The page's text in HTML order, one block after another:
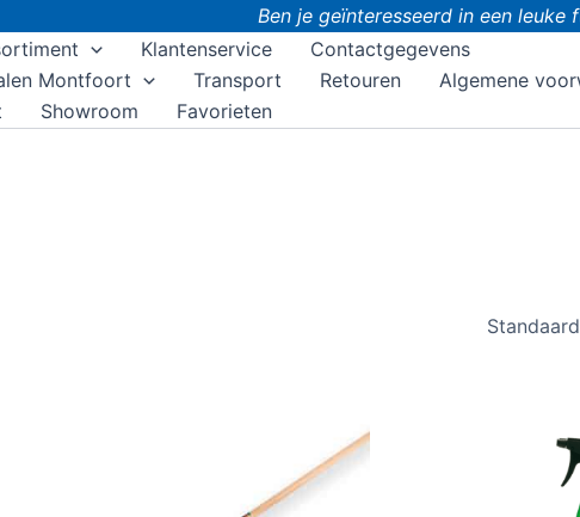
Ben je geïnteresseerd in een leuke
Klantenservice
Contactgegevens
Montfoort
Transport Retouren
Algemene
Showroom Favorieten